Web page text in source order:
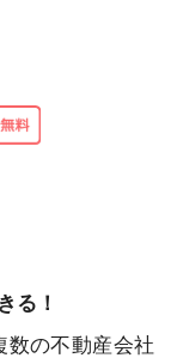
る！
数の不動産会社